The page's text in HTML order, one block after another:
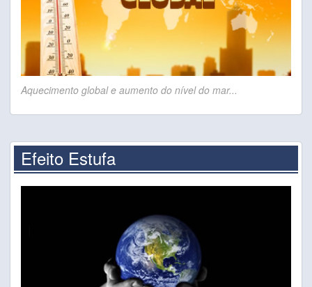
Aquecimento global e aumento do nível do mar...
Efeito Estufa